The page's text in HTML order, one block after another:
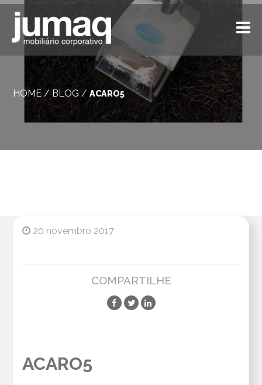
HOME /BLOG /ACARO5
20 novembro 2017
COMPARTILHE
ACARO5